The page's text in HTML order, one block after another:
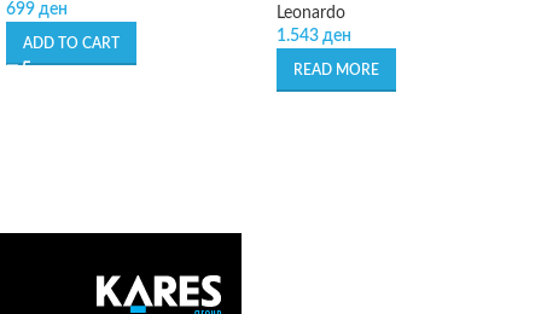
699 ден
ADD TO CART
Leonardo
1.543 ден
READ MORE